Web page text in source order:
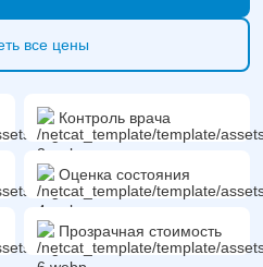
все цены
Контроль врача
Оценка состояния
Прозрачная стоимость